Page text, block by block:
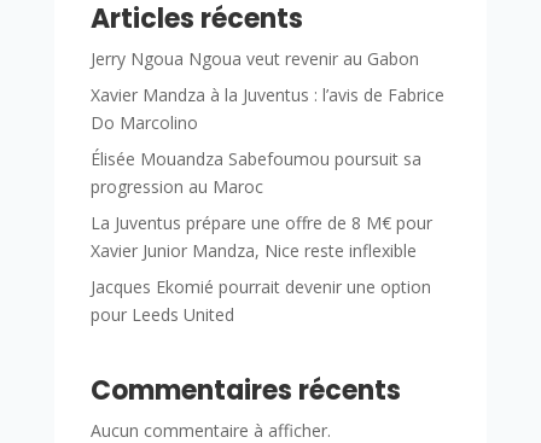
Articles récents
Jerry Ngoua Ngoua veut revenir au Gabon
Xavier Mandza à la Juventus : l’avis de Fabrice
Do Marcolino
Élisée Mouandza Sabefoumou poursuit sa
progression au Maroc
La Juventus prépare une offre de 8 M€ pour
Xavier Junior Mandza, Nice reste inflexible
Jacques Ekomié pourrait devenir une option
pour Leeds United
Commentaires récents
Aucun commentaire à afficher.